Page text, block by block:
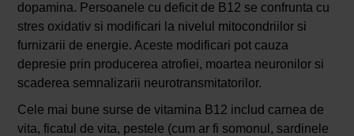
dopamina. Persoanele cu deficit de B12 se confrunta cu
stres oxidativ si modificari la nivelul mitocondriilor si
furnizarii de energie. Aceste modificari pot cauza
depresie prin producerea atrofiei, moartea neuronilor si
scaderea semnalizarii neurotransmitatorilor.
Cele mai bune surse de vitamina B12 includ carnea de
vita, ficatul de vita, pestele (cum ar fi somonul, sardinele